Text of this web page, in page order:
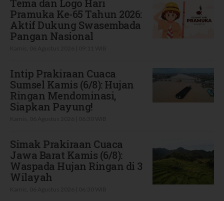
Tema dan Logo Hari
Pramuka Ke-65 Tahun 2026:
Aktif Dukung Swasembada
Pangan Nasional
Intip Prakiraan Cuaca
Sumsel Kamis (6/8): Hujan
Ringan Mendominasi,
Siapkan Payung!
Simak Prakiraan Cuaca
Jawa Barat Kamis (6/8):
Waspada Hujan Ringan di 3
Wilayah